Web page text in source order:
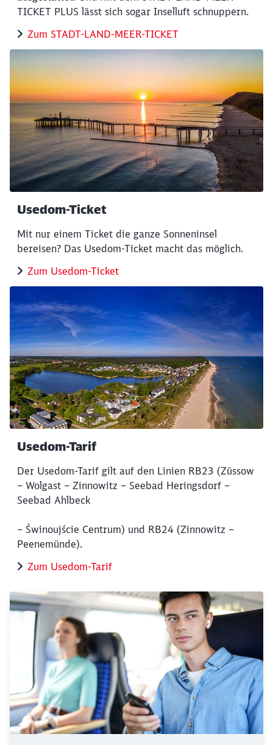
TICKET PLUS lässt sich sogar Inselluft schnuppern.
Zum STADT-LAND-MEER-TICKET
Usedom-Ticket
Mit nur einem Ticket die ganze Sonneninsel
bereisen? Das Usedom-Ticket macht das möglich.
Zum Usedom-Ticket
Usedom-Tarif
Der Usedom-Tarif gilt auf den Linien RB23 (Züssow
– Wolgast – Zinnowitz – Seebad Heringsdorf –
Seebad Ahlbeck
– Świnoujście Centrum) und RB24 (Zinnowitz –
Peenemünde).
Zum Usedom-Tarif
werden?